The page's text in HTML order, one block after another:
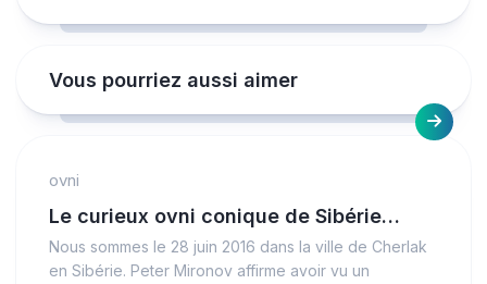
Vous pourriez aussi aimer
ovni
Le curieux ovni conique de Sibérie…
Nous sommes le 28 juin 2016 dans la ville de Cherlak
en Sibérie. Peter Mironov affirme avoir vu un